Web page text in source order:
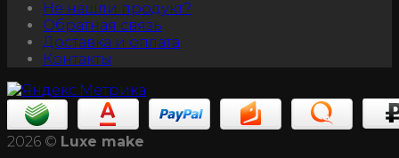
Не нашли продукт?
Обратная связь
Доставка и оплата
Контакты
2026 © Luxe make